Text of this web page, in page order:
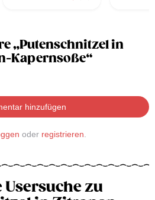
„Putenschnitzel in
Kapernsoße“
hinzufügen
oder registrieren
zu